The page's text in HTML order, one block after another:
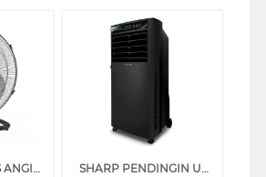
MASPION KIPAS ANGIN INDUSTRI INDUSTRIAL FAN PW450D SHARP PENDINGIN UDARA AIR COOLER 7 L PJ-A77TY-B